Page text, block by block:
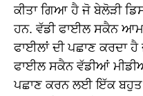
ਕੀਤਾ ਗਿਆ ਹੈ ਜੋ ਬੇਲੋੜੀ
ਹਨ. ਵੱਡੀ ਫਾਈਲ ਸਕੈਨ ਆਮ
ਫਾਈਲਾਂ ਦੀ ਪਛਾਣ ਕਰਦਾ
ਫਾਈਲ ਸਕੈਨ ਵੱਡੀਆਂ
ਪਛਾਣ ਕਰਨ ਲਈ ਇੱਕ ਬਹੁਤ